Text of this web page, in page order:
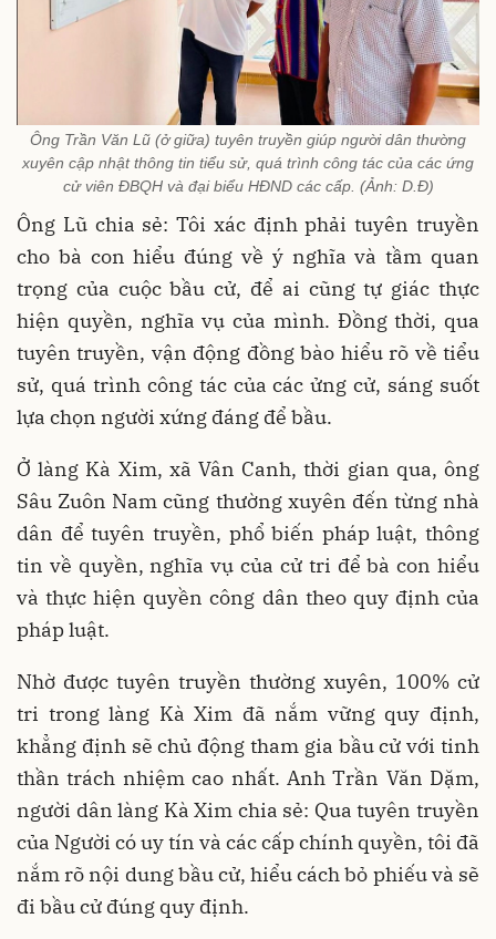
Ông Trần Văn Lũ (ở giữa) tuyên truyền giúp người dân thường
xuyên cập nhật thông tin tiểu sử, quá trình công tác của các ứng
cử viên ĐBQH và đại biểu HĐND các cấp. (Ảnh: D.Đ)
Ông Lũ chia sẻ: Tôi xác định phải tuyên truyền
cho bà con hiểu đúng về ý nghĩa và tầm quan
trọng của cuộc bầu cử, để ai cũng tự giác thực
hiện quyền, nghĩa vụ của mình. Đồng thời, qua
tuyên truyền, vận động đồng bào hiểu rõ về tiểu
sử, quá trình công tác của các ửng cử, sáng suốt
lựa chọn người xứng đáng để bầu.
Ở làng Kà Xim, xã Vân Canh, thời gian qua, ông
Sâu Zuôn Nam cũng thường xuyên đến từng nhà
dân để tuyên truyền, phổ biến pháp luật, thông
tin về quyền, nghĩa vụ của cử tri để bà con hiểu
và thực hiện quyền công dân theo quy định của
pháp luật.
Nhờ được tuyên truyền thường xuyên, 100% cử
tri trong làng Kà Xim đã nắm vững quy định,
khẳng định sẽ chủ động tham gia bầu cử với tinh
thần trách nhiệm cao nhất. Anh Trần Văn Dặm,
người dân làng Kà Xim chia sẻ: Qua tuyên truyền
của Người có uy tín và các cấp chính quyền, tôi đã
nắm rõ nội dung bầu cử, hiểu cách bỏ phiếu và sẽ
đi bầu cử đúng quy định.